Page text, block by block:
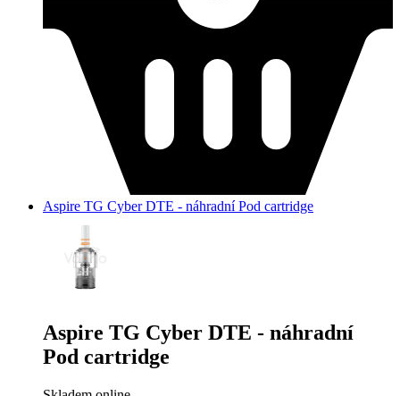
Aspire TG Cyber DTE - náhradní Pod cartridge
Aspire TG Cyber DTE - náhradní
Pod cartridge